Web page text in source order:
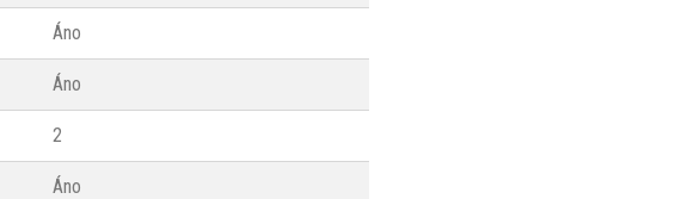
Áno
Áno
2
Áno